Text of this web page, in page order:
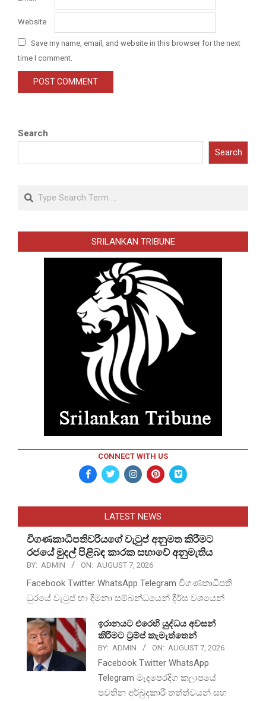
Website
Save my name, email, and website in this browser for the next
time I comment.
Search
Search
Search
SRILANKAN TRIBUNE
CONNECT WITH US
LATEST NEWS
විගණකාධිපතිවරියගේ වැටුප් අනුමත කිරීමට
රජයේ මුදල් පිළිබඳ කාරක සභාවේ අනුමැතිය
BY: ADMIN ON: AUGUST 7, 2026
Facebook Twitter WhatsApp Telegram විගණකාධිපති
ධුරයේ වැටුප් හා දීමනා සම්බන්ධයෙන් දීර්ඝ වශයෙන්
ඉරානයට එරෙහි යුද්ධය අවසන්
කිරීමට ට්‍රම්ප් කැමැත්තෙන්
BY: ADMIN ON: AUGUST 7, 2026
Facebook Twitter WhatsApp
Telegram මැදපෙරදිග කලාපයේ
පවතින අර්බුදකාරී තත්ත්වයන් සහ